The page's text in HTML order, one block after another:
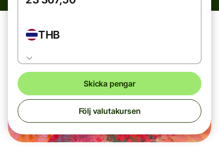
THB
Skicka pengar
Följ valutakursen